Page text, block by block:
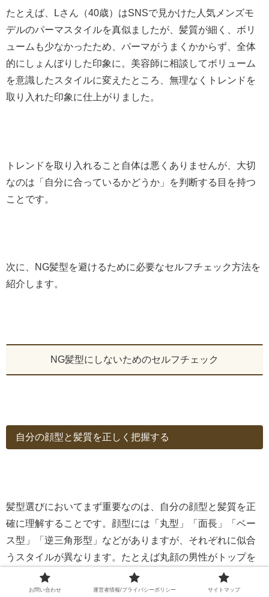
たとえば、Lさん（40歳）はSNSで見かけた人気メンズモ
デルのパーマスタイルを真似ましたが、髪質が細く、ボリ
ュームも少なかったため、パーマがうまくかからず、全体
的にしょんぼりした印象に。美容師に相談してボリューム
を意識したスタイルに変えたところ、無理なくトレンドを
取り入れた印象に仕上がりました。
トレンドを取り入れること自体は悪くありませんが、大切
なのは「自分に合っているかどうか」を判断する目を持つ
ことです。
次に、NG髪型を避けるために必要なセルフチェック方法を
紹介します。
NG髪型にしないためのセルフチェック
自分の顔型と髪質を正しく把握する
髪型選びにおいてまず重要なのは、自分の顔型と髪質を正
確に理解することです。顔型には「丸型」「面長」「ベー
ス型」「逆三角形型」などがありますが、それぞれに似合
うスタイルが異なります。たとえば丸顔の男性がトップを
潰した髪型にすると、より丸みが強調されてしまうことが
あります。
お問い合わせ 運営者情報/プライバシーポリシー サイトマップ